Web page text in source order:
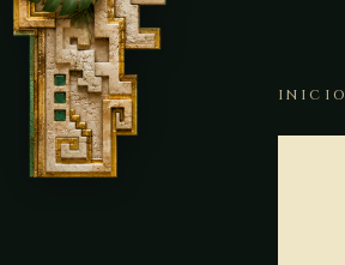
INICIO